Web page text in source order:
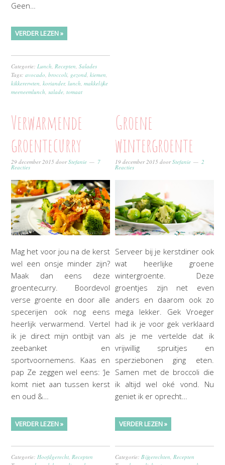
Geen…
VERDER LEZEN »
Categorie:Lunch,Recepten,Salades
Tags:avocado,broccoli, gezond,kiemen,
kikkererwten,koriander,lunch,makkelijke
meeneemlunch,salade,tomaat
Verwarmende
groentecurry
29 december 2015 doorStefanie 7
Reacties
Mag het voor jou na de kerst
wel een onsje minder zijn?
Maak dan eens deze
groentecurry. Boordevol
verse groente en door alle
specerijen ook nog eens
heerlijk verwarmend. Vertel
ik je direct mijn ontbijt van
zeebanket en
sportvoornemens. Kaas en
pap Ze zeggen wel eens: ‘Je
komt niet aan tussen kerst
en oud &…
VERDER LEZEN »
Categorie:Hoofdgerecht,Recepten
Groene
wintergroente
19 december 2015 doorStefanie 2
Reacties
Serveer bij je kerstdiner ook
wat heerlijke groene
wintergroente. Deze
groentjes zijn net even
anders en daarom ook zo
mega lekker. Gek Vroeger
had ik je voor gek verklaard
als je me vertelde dat ik
vrijwillig spruitjes en
sperziebonen ging eten.
Samen met de broccoli die
ik altijd wel oké vond. Nu
geniet ik er oprecht…
VERDER LEZEN »
Categorie:Bijgerechten,Recepten